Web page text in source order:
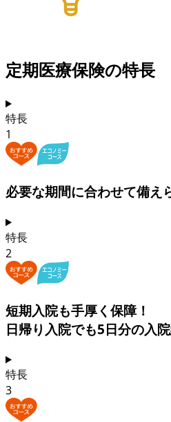
定期医療保険の特長
特長
1
必要な期間に合わせて備え
特長
2
短期入院も手厚く保障！
日帰り入院でも5日分の入
特長
3